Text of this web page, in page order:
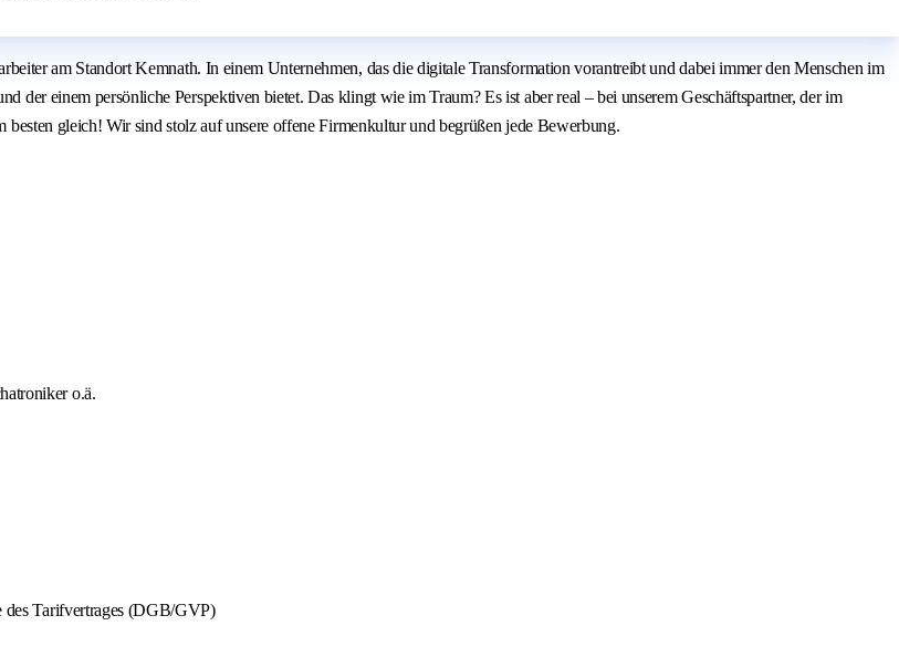
am Standort Kemnath. In einem Unternehmen, das die digitale Transformation vorantreibt und dabei immer den Menschen im
der einem persönliche Perspektiven bietet. Das klingt wie im Traum? Es ist aber real – bei unserem Geschäftspartner, der im
gleich! Wir sind stolz auf unsere offene Firmenkultur und begrüßen jede Bewerbung.
o.ä.
Tarifvertrages (DGB/GVP)